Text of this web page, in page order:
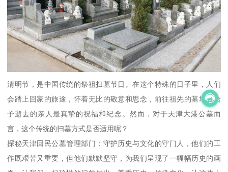
清明节，是中国传统的祭祖扫墓节日。在这个特殊的日子里，人们
会踏上回家的旅途，怀着无比的敬意和思念，前往祖先的墓地，给
予逝去的亲人最真挚的祝福和纪念。然而，对于天津大港公墓而
言，这个传统的扫墓方式是否适用呢？
探秘天津回民公墓管理部门：守护历史与文化的守门人，他们的工
作既艰苦又重要，但他们默默坚守，为我们呈现了一幅幅历史的画